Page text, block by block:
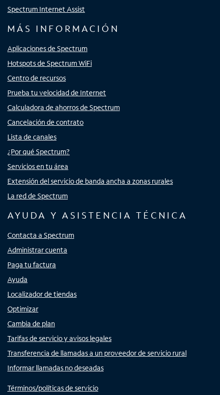
Spectrum Internet Assist
MÁS INFORMACIÓN
Aplicaciones de Spectrum
Hotspots de Spectrum WiFi
Centro de recursos
Prueba tu velocidad de Internet
Calculadora de ahorros de Spectrum
Cancelación de contrato
Lista de canales
¿Por qué Spectrum?
Servicios en tu área
Extensión del servicio de banda ancha a zonas rurales
La red de Spectrum
AYUDA Y ASISTENCIA TÉCNICA
Contacta a Spectrum
Administrar cuenta
Paga tu factura
Ayuda
Localizador de tiendas
Optimizar
Cambia de plan
Tarifas de servicio y avisos legales
Transferencia de llamadas a un proveedor de servicio rural
Informar llamadas no deseadas
Términos/políticas de servicio